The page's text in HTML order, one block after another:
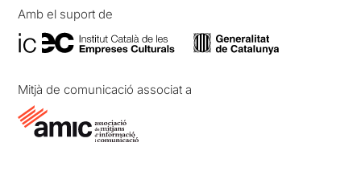
Amb el suport de
Mitjà de comunicació associat a